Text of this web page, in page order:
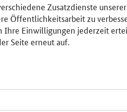
Zusatzdienste
Öffentlichkeitsarbeit zu
Ihre Einwilligungen jederzeit
Seite erneut auf.